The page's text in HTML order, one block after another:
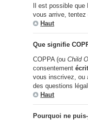
Il est possible
vous arrive, tentez
Haut
Que signifie
COPPA (ouChild
consentementécrit
vous inscrivez, ou
des questions
Haut
Pourquoi ne